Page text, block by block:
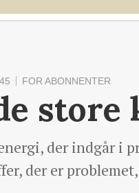
FOR ABONNENTER
der indgår i
der er